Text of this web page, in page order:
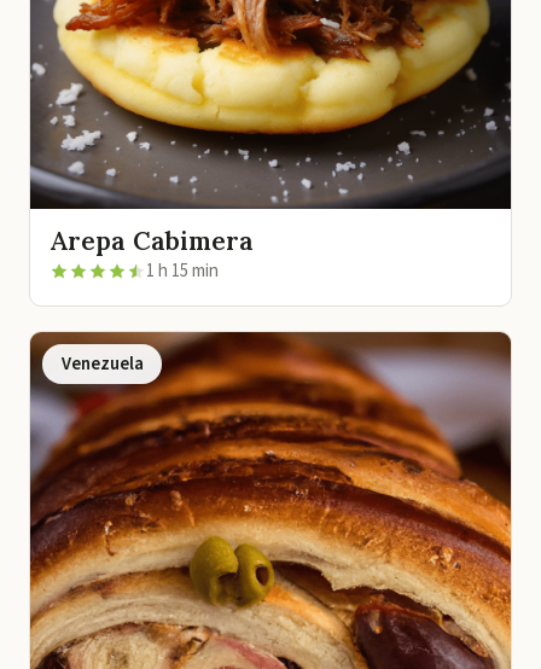
Arepa Cabimera
1 h 15 min
Venezuela